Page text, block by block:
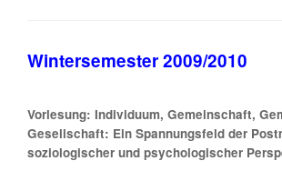
Wintersemester 2009/2010
Vorlesung: Individuum, Gemeinschaft,
Gesellschaft: Ein Spannungsfeld der
soziologischer und psychologischer